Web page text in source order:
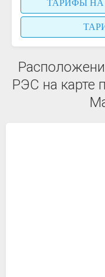
ТАРИФЫ НА
РЭС на карте